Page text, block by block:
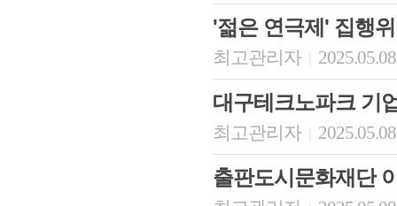
'젊은 연극제' 집행
최고관리자
대구테크노파크 기
최고관리자
출판도시문화재단